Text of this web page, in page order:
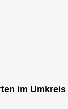
im Umkreis